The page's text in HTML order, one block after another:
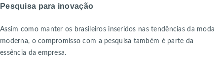
Pesquisa para inovação
Assim como manter os brasileiros inseridos nas tendências da moda
moderna, o compromisso com a pesquisa também é parte da
essência da empresa.